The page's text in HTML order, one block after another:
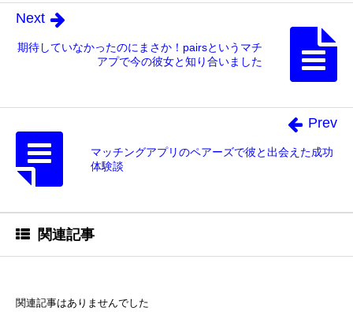
期待していなかったのにまさか！pairsというマチ
アプで今の彼女と知り合いました
Next
マッチングアプリのペアーズで彼と出会えた成功
体験談
Prev
関連記事
関連記事はありませんでした